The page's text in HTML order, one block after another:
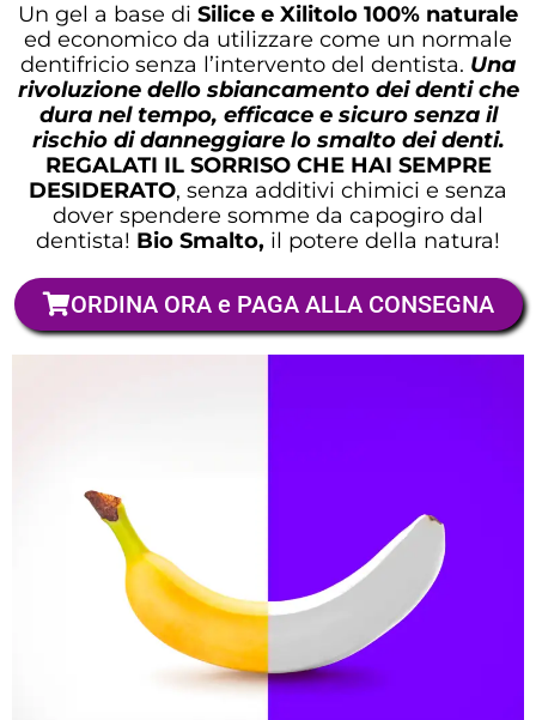
Un gel a base di Silice e Xilitolo 100% naturale
ed economico da utilizzare come un normale
dentifricio senza l’intervento del dentista. Una
rivoluzione dello sbiancamento dei denti che
dura nel tempo, efficace e sicuro senza il
rischio di danneggiare lo smalto dei denti.
REGALATI IL SORRISO CHE HAI SEMPRE
DESIDERATO, senza additivi chimici e senza
dover spendere somme da capogiro dal
dentista! Bio Smalto, il potere della natura!
ORDINA ORA e PAGA ALLA CONSEGNA